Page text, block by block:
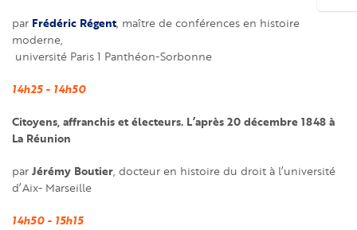
par Frédéric Régent, maître de conférences en histoire
moderne,
université Paris 1 Panthéon-Sorbonne
14h25 - 14h50
Citoyens, affranchis et électeurs. L’après 20 décembre 1848 à
La Réunion
par Jérémy Boutier, docteur en histoire du droit à l’université
d’Aix- Marseille
14h50 - 15h15